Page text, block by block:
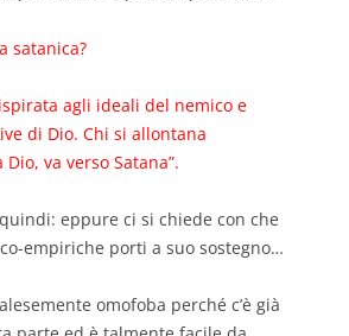
satanica?
agli ideali del nemico e
di Dio. Chi si allontana
va verso Satana”.
eppure ci si chiede con che
empiriche porti a suo sostegno…
omofoba perché c’è già